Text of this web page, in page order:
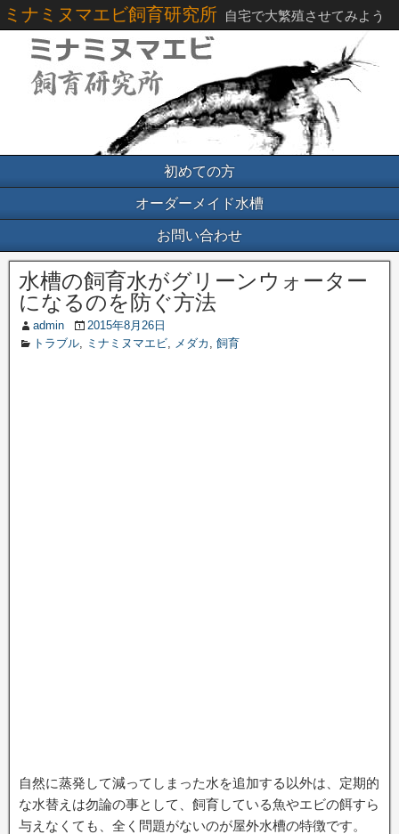
ミナミヌマエビ飼育研究所 自宅で大繁殖させてみよう
初めての方
オーダーメイド水槽
お問い合わせ
水槽の飼育水がグリーンウォーター
になるのを防ぐ方法
admin
2015年8月26日
トラブル, ミナミヌマエビ, メダカ , 飼育
自然に蒸発して減ってしまった水を追加する以外は、定期的
な水替えは勿論の事として、飼育している魚やエビの餌すら
与えなくても、全く問題がないのが屋外水槽の特徴です。